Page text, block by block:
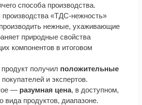
способа производства.
производства «ТДС-нежность»
нежные, ухаживающие
природные свойства
компонентов в итоговом
получил положительные
покупателей и экспертов.
— разумная цена, в доступном,
вида продуктов, диапазоне.